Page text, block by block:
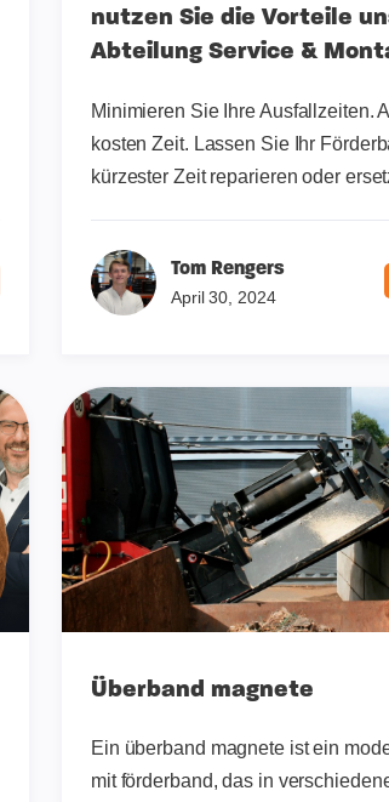
nutzen Sie die Vorteile
Abteilung Service &
Minimieren Sie Ihre Ausfallzeiten.
kosten Zeit. Lassen Sie Ihr
kürzester Zeit reparieren oder
Tom Rengers
April 30, 2024
Überband magnete
Ein überband magnete ist ein
mit förderband, das in